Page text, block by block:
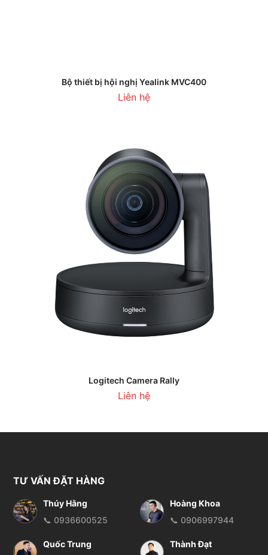
Bộ thiết bị hội nghị Yealink MVC400
Liên hệ
Logitech Camera Rally
Liên hệ
TƯ VẤN ĐẶT HÀNG
Thúy Hằng
📞 0936600525
Hoàng Khoa
📞 0906997944
Quốc Trung
Thành Đạt